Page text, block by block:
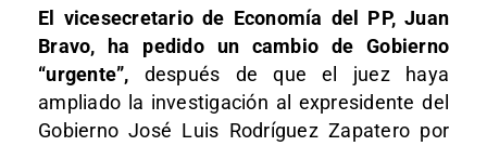
El vicesecretario de Economía del PP, Juan
Bravo, ha pedido un cambio de Gobierno
“urgente”, después de que el juez haya
ampliado la investigación al expresidente del
Gobierno José Luis Rodríguez Zapatero por